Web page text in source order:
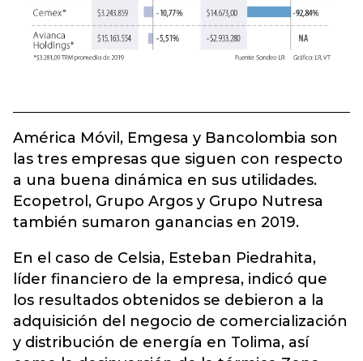
América Móvil, Emgesa y Bancolombia son
las tres empresas que siguen con respecto
a una buena dinámica en sus utilidades.
Ecopetrol, Grupo Argos y Grupo Nutresa
también sumaron ganancias en 2019.
En el caso de Celsia, Esteban Piedrahita,
líder financiero de la empresa, indicó que
los resultados obtenidos se debieron a la
adquisición del negocio de comercialización
y distribución de energía en Tolima, así